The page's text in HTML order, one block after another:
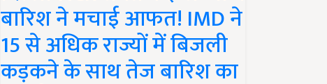
बारिश ने मचाई आफत! IMD ने
15 से अधिक राज्यों में बिजली
कड़कने के साथ तेज बारिश का